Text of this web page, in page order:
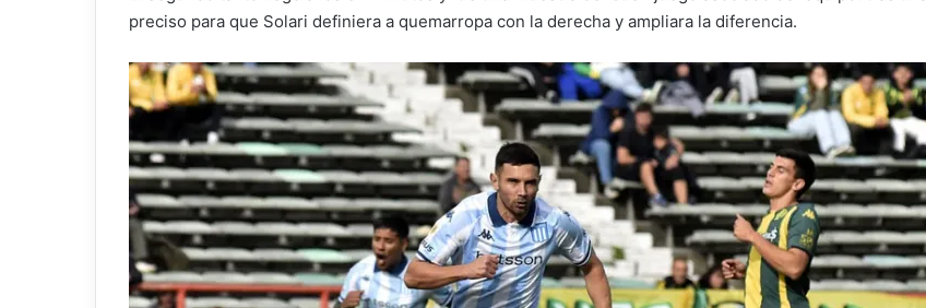
preciso para que Solari definiera a quemarropa con la derecha y ampliara la diferencia.